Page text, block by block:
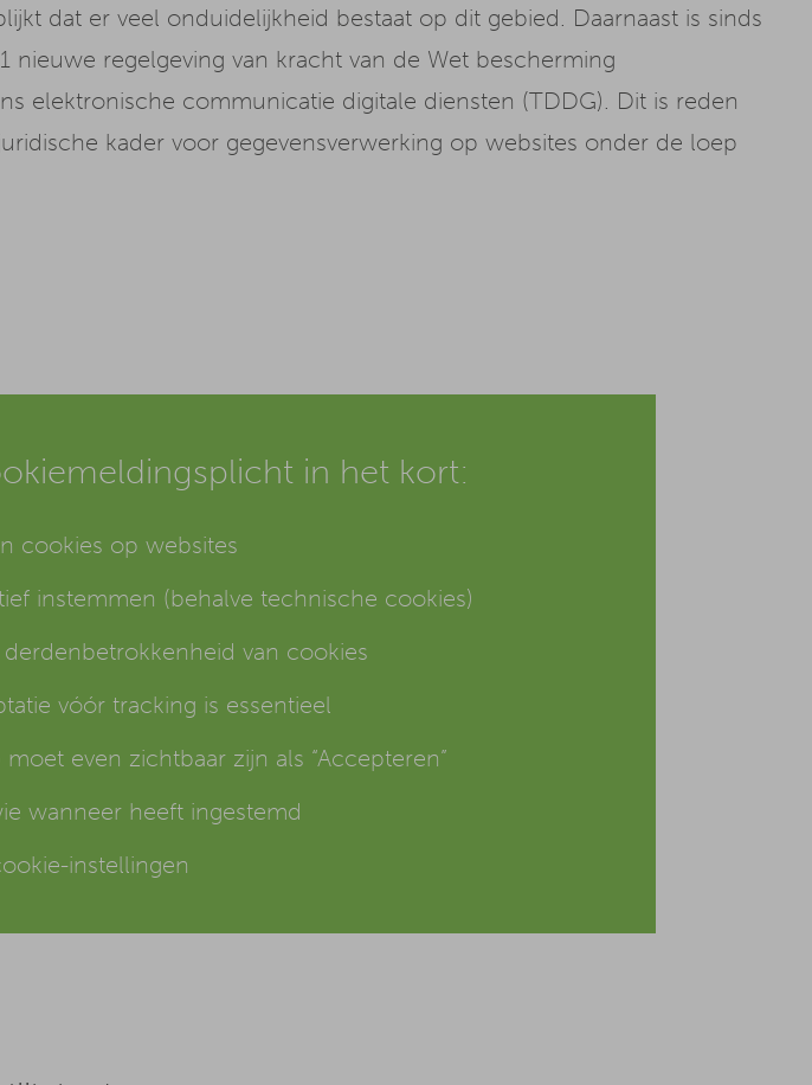
dat er veel onduidelijkheid bestaat op dit gebied. Daarnaast is sinds
nieuwe regelgeving van kracht van de Wet bescherming
elektronische communicatie digitale diensten (TDDG). Dit is reden
kader voor gegevensverwerking op websites onder de loep
in het kort:
cookies op websites
instemmen (behalve technische cookies)
van cookies
vóór tracking is essentieel
moet even zichtbaar zijn als “Accepteren”
wanneer heeft ingestemd
instellingen